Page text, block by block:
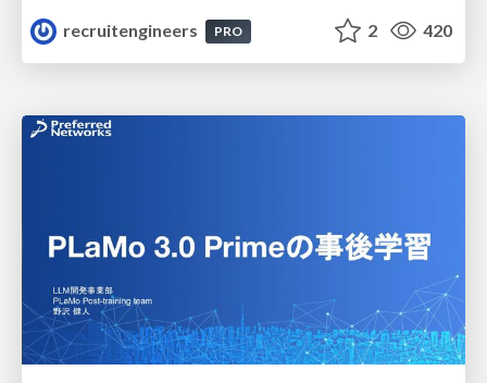
recruitengineers
PRO 2 420